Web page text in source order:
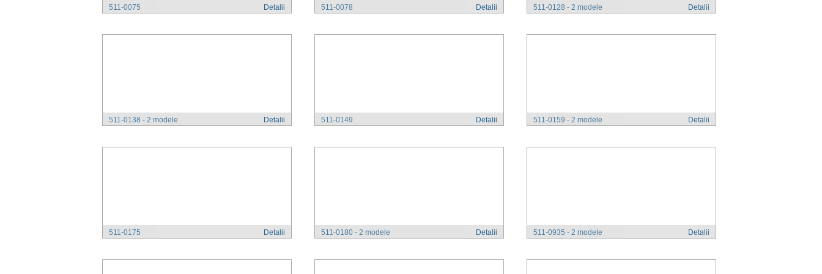
Detalii
511-0075 Detalii
511-0078 Detalii
511-0128 - 2 modele
Detalii
511-0138 - 2 modele Detalii
511-0149 Detalii
511-0159 - 2 modele
Detalii
511-0175 Detalii
511-0180 - 2 modele Detalii
511-0935 - 2 modele